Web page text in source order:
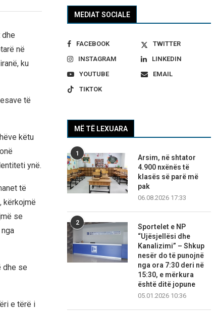
në
ku
të
këtu
ynë.
të
kërkojmë
se
dhe se
e tërë i
MEDIAT SOCIALE
FACEBOOK
TWITTER
INSTAGRAM
LINKEDIN
YOUTUBE
EMAIL
TIKTOK
MË TË LEXUARA
1
Arsim, në shtator
4.900 nxënës të
klasës së parë më
pak
06.08.2026 17:33
2
Sportelet e NP
“Ujësjellësi dhe
Kanalizimi” – Shkup
nesër do të punojnë
nga ora 7:30 deri në
15:30, e mërkura
është ditë jopune
05.01.2026 10:36